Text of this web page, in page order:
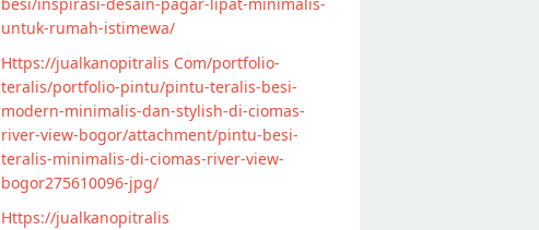
untuk-rumah-istimewa/
Https://jualkanopitralis Com/portfolio-
teralis/portfolio-pintu/pintu-teralis-besi-
modern-minimalis-dan-stylish-di-ciomas-
river-view-bogor/attachment/pintu-besi-
teralis-minimalis-di-ciomas-river-view-
bogor275610096-jpg/
Https://jualkanopitralis